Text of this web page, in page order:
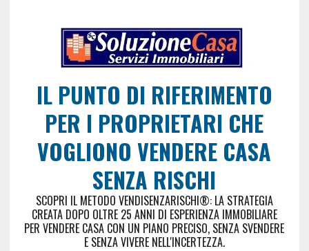
IL PUNTO DI RIFERIMENTO
PER I PROPRIETARI CHE
VOGLIONO VENDERE CASA
SENZA RISCHI
SCOPRI IL METODO VENDISENZARISCHI®: LA STRATEGIA
CREATA DOPO OLTRE 25 ANNI DI ESPERIENZA IMMOBILIARE
PER VENDERE CASA CON UN PIANO PRECISO, SENZA SVENDERE
E SENZA VIVERE NELL'INCERTEZZA.